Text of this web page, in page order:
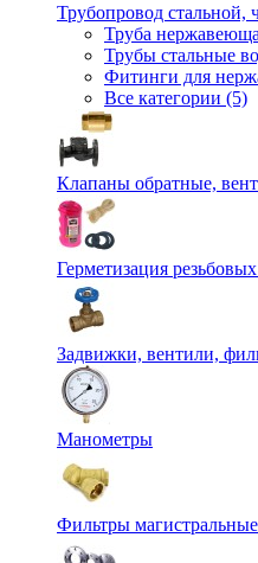
Трубопровод стальной,
Труба
Трубы стальные
Фитинги для
Все категории (5)
Клапаны обратные,
Герметизация
Задвижки, вентили,
Манометры
Фильтры